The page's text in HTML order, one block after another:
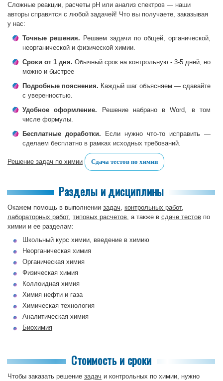
Сложные реакции, расчеты pH или анализ спектров — наши
авторы справятся с любой задачей! Что вы получаете, заказывая
у нас:
Точные решения. Решаем задачи по общей, органической,
неорганической и физической химии.
Сроки от 1 дня. Обычный срок на контрольную - 3-5 дней, но
можно и быстрее
Подробные пояснения. Каждый шаг объясняем — сдавайте
с уверенностью.
Удобное оформление. Решение набрано в Word, в том
числе формулы.
Бесплатные доработки. Если нужно что-то исправить —
сделаем бесплатно в рамках исходных требований.
Решение задач по химии Сдача тестов по химии
Разделы и дисциплины
Окажем помощь в выполнении задач контрольных работ,
лабораторных работ, типовых расчетов , а также в сдаче тестов по
химии и ее разделам:
Школьный курс химии, введение в химию
Неорганическая химия
Органическая химия
Физическая химия
Коллоидная химия
Химия нефти и газа
Химическая технология
Аналитическая химия
Биохимия
Стоимость и сроки
Чтобы заказать решение задач и контрольных по химии, нужно